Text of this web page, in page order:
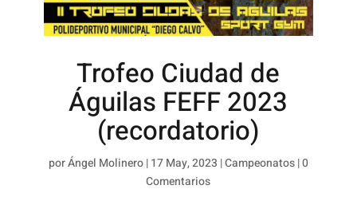
Trofeo Ciudad de
Águilas FEFF 2023
(recordatorio)
porÁngel Molinero|17 May, 2023 |Campeonatos|0
Comentarios